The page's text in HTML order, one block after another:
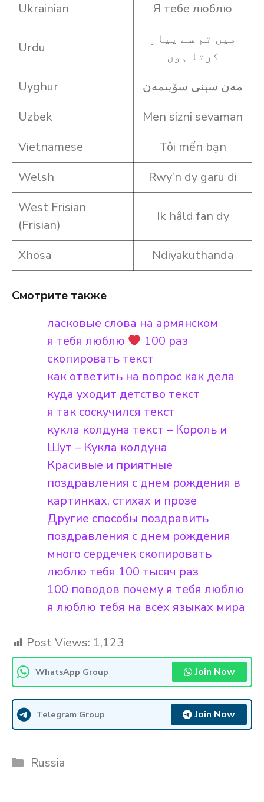
Ukrainian
Я тебе люблю
Urdu
میں تم سے پیار
کرتا ہوں
Uyghur
مەن سېنى سۆيىمەن
Uzbek
Men sizni sevaman
Vietnamese
Tôi mến bạn
Welsh
Rwy’n dy garu di
West Frisian
(Frisian)
Ik hâld fan dy
Xhosa Ndiyakuthanda
Смотрите также
ласковые слова на армянском
я тебя люблю
100 раз
скопировать текст
как ответить на вопрос как дела
куда уходит детство текст
я так соскучился текст
кукла колдуна текст – Король и
Шут – Кукла колдуна
Красивые и приятные
поздравления с днем ​​рождения в
картинках, стихах и прозе
Другие способы поздравить
поздравления с днем ​​рождения
много сердечек скопировать
люблю тебя 100 тысяч раз
100 поводов почему я тебя люблю
я люблю тебя на всех языках мира
Post Views: 1,123
WhatsApp Group Join Now
Telegram Group Join Now
Categories
Russia